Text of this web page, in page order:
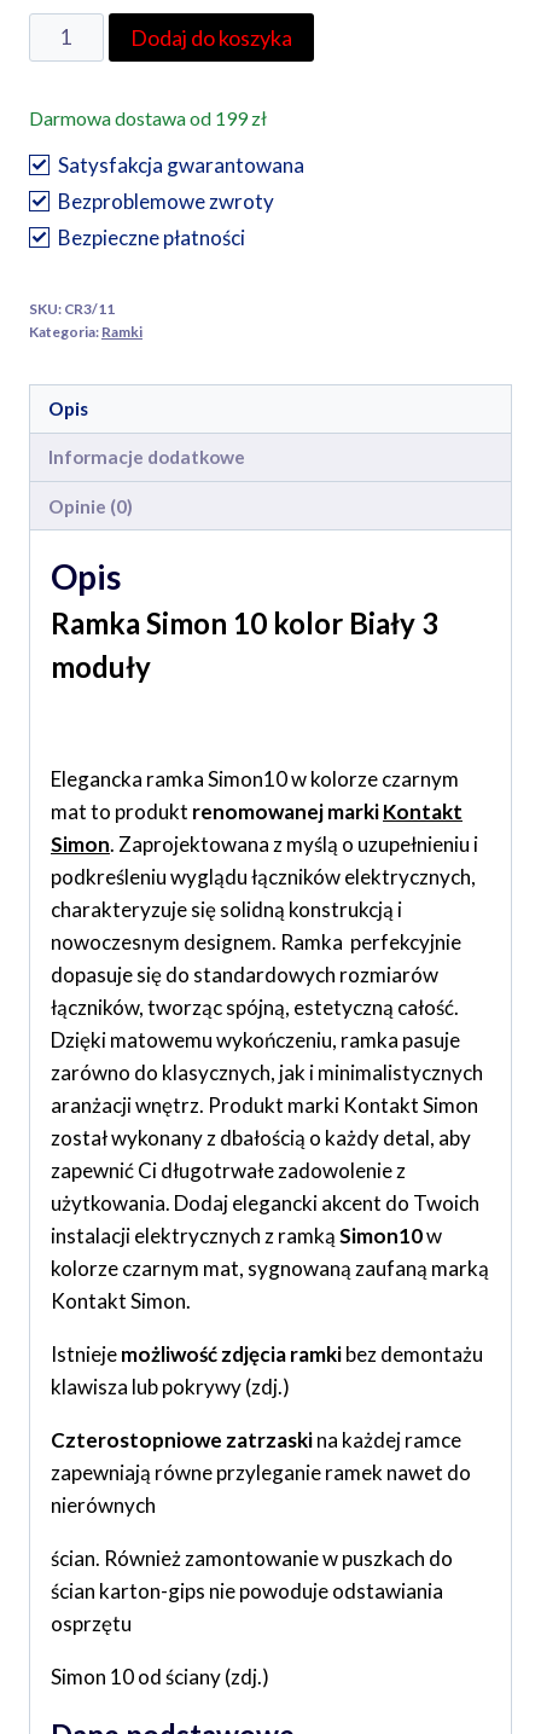
ilość
Ramka
10
kolor
Biały
x3
moduły
Dodaj do koszyka
Darmowa dostawa od 199 zł
Satysfakcja gwarantowana
Bezproblemowe zwroty
Bezpieczne płatności
SKU: CR3/11
Kategoria: Ramki
Opis
Informacje dodatkowe
Opinie (0)
Opis
Ramka Simon 10 kolor Biały 3
moduły
Elegancka ramka Simon10 w kolorze czarnym
mat to produkt renomowanej markiKontakt
Simon. Zaprojektowana z myślą o uzupełnieniu i
podkreśleniu wyglądu łączników elektrycznych,
charakteryzuje się solidną konstrukcją i
nowoczesnym designem. Ramka perfekcyjnie
dopasuje się do standardowych rozmiarów
łączników, tworząc spójną, estetyczną całość.
Dzięki matowemu wykończeniu, ramka pasuje
zarówno do klasycznych, jak i minimalistycznych
aranżacji wnętrz. Produkt marki Kontakt Simon
został wykonany z dbałością o każdy detal, aby
zapewnić Ci długotrwałe zadowolenie z
użytkowania. Dodaj elegancki akcent do Twoich
instalacji elektrycznych z ramkąSimon10w
kolorze czarnym mat, sygnowaną zaufaną marką
Kontakt Simon.
Istniejemożliwość zdjęcia ramkibez demontażu
klawisza lub pokrywy (zdj.)
Czterostopniowe zatrzaskina każdej ramce
zapewniają równeprzyleganie ramek nawet do
nierównych
ścian. Również zamontowaniew puszkach do
ścian karton-gips nie powoduje odstawiania
osprzętu
Simon 10 od ściany (zdj.)